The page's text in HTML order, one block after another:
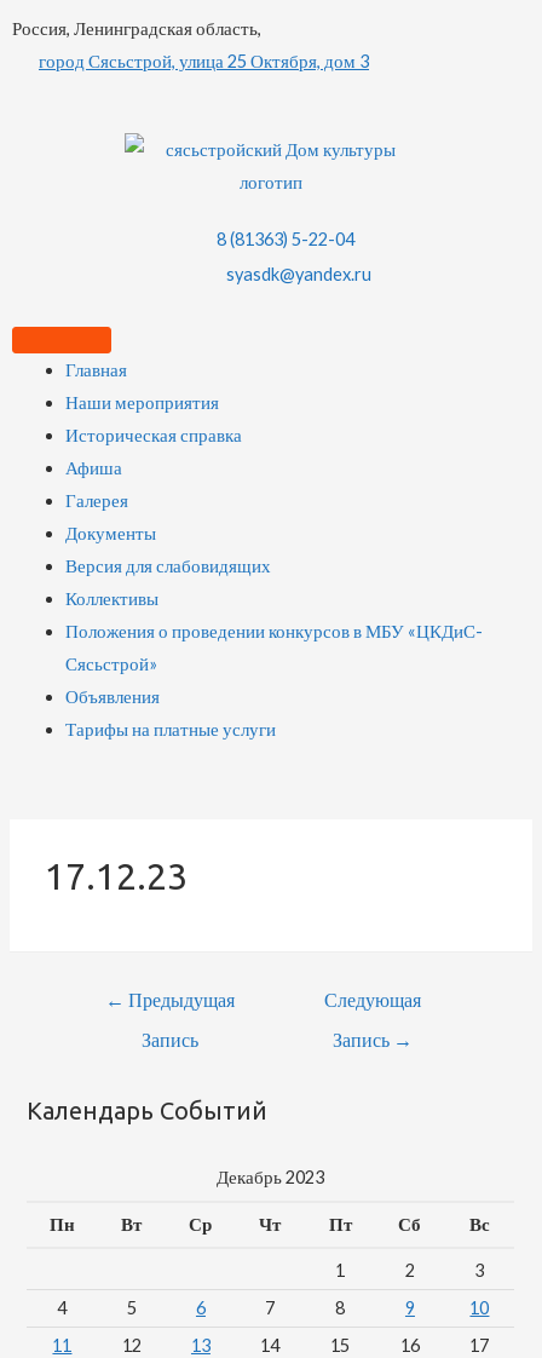
Россия, Ленинградская область,
город Сясьстрой, улица 25 Октября, дом 3
8 (81363) 5-22-04
syasdk@yandex.ru
Главная
Наши мероприятия
Историческая справка
Афиша
Галерея
Документы
Версия для слабовидящих
Коллективы
Положения о проведении конкурсов в МБУ «ЦКДиС-
Сясьстрой»
Объявления
Тарифы на платные услуги
17.12.23
← Предыдущая
Запись
Следующая
Запись →
Календарь Событий
Декабрь 2023
Пн Вт Ср Чт Пт Сб Вс
1 2
3
4
5 6 7 8 9
10
11
12 13 14 15 16
17